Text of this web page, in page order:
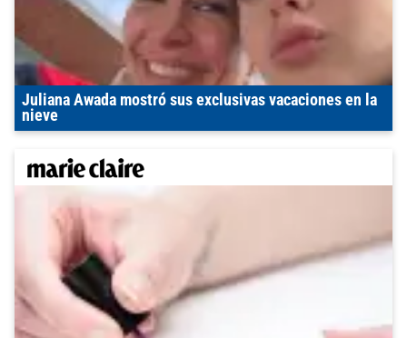
Juliana Awada mostró sus exclusivas vacaciones en la
nieve